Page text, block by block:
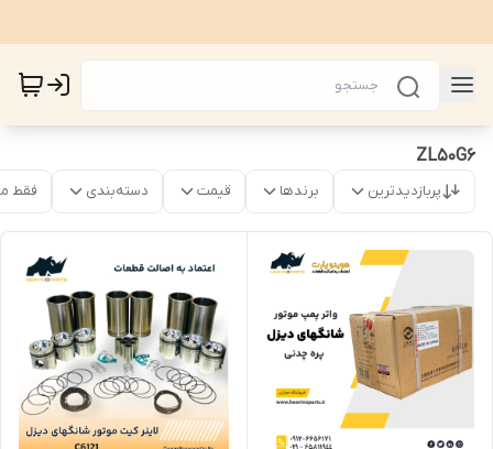
ZL50G6
پربازدیدترین برندها قیمت دسته‌بندی فقط